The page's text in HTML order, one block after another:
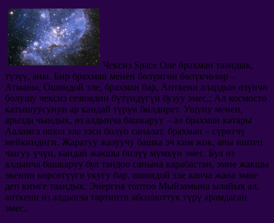
Чексиз Space One брахман таандык,
түзүү, аны. Бир брахман менен бөлүнгөн бөлүкчөлөр –
Атманы, Ошондой эле, брахман бар, Анткени алардын өзүнчө
болушу чексиз сезимдин бүтүндүгүн бузуу эмес,; Ал космосто
катышуусунун ар кандай түрүн билдирет. Ушуну менен,
арызда чындык, өз алдынча башкаруу – ал брахман катары
Ааламга ошол эле ээси болуп саналат. брахман – сүрөтчү
мейкиндиги. Жаратуу жазуучу башка эч ким жок, аны иштеп
чыгуу үчүн, кандай жакшы билүү мүмкүн эмес. Бул өз
алдынча башкаруу бул тандоо санына карабастан, эмне жакшы
экенин көрсөтүүгө укугу бар, ошондой эле канча жана эмне
деп кимге таандык. Энергия топтоо Мыйзамына ылайык ал,
анткени өз алдынча тартипти абсолюттук түрү арамдаган
эмес,.